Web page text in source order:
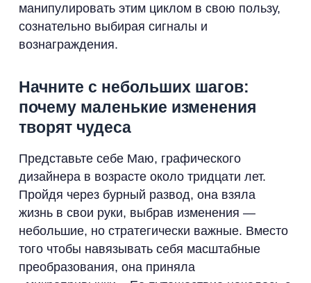
манипулировать этим циклом в свою пользу,
сознательно выбирая сигналы и
вознаграждения.
Начните с небольших шагов:
почему маленькие изменения
творят чудеса
Представьте себе Маю, графического
дизайнера в возрасте около тридцати лет.
Пройдя через бурный развод, она взяла
жизнь в свои руки, выбрав изменения —
небольшие, но стратегически важные. Вместо
того чтобы навязывать себя масштабные
преобразования, она приняла